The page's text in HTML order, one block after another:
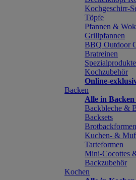
Kochgeschirr-
Töpfe
Pfannen &
Grillpfannen
BBQ Outdoor
Bratreinen
Spezialprodukte
Kochzubehör
Online-
Backen
Alle in Backen
Backbleche &
Backsets
Kuchen- &
Tarteformen
Mini-Cocottes
Backzubehör
Kochen